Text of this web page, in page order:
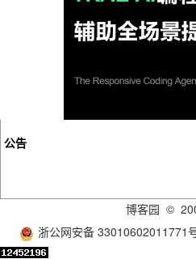
公告
博客园 ©
浙公网安备 33010602011771